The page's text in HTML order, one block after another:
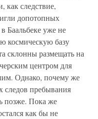
следствие,
допотопных
Баальбеке уже не
космическую базу
склонны размещать на
центром для
Однако, почему же
следов пребывания
позже. Пока же
как бы не